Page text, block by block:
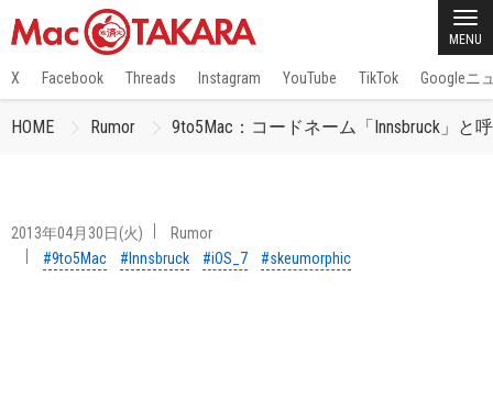
MENU
X Facebook Threads Instagram YouTube TikTok Googleニ
HOME Rumor 9to5Mac：コードネーム「Innsbruck」と
2013年04月30日(火)
Rumor
#9to5Mac
#Innsbruck #iOS_7 #skeumorphic